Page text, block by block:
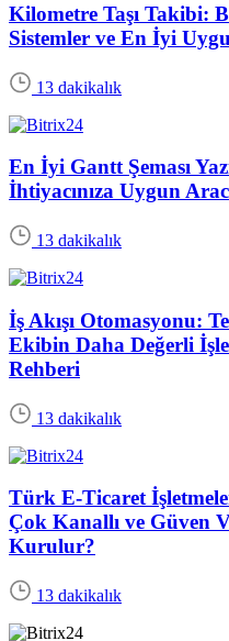
Kilometre Taşı Takibi:
Sistemler ve En İyi
13 dakikalık
En İyi Gantt Şeması
İhtiyacınıza Uygun
13 dakikalık
İş Akışı Otomasyonu:
Ekibin Daha Değerli
Rehberi
13 dakikalık
Türk E-Ticaret
Çok Kanallı ve Güven
Kurulur?
13 dakikalık